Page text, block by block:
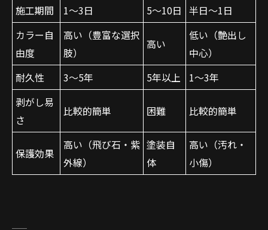
施工期間 1〜3日 5〜10日 半日〜1日
カラー自
由度
高い（豊富な選択
肢）
高い
低い（艶出し
中心）
耐久性
3〜5年 5年以上
1〜3年
剥がし易
さ
比較的簡単 困難 比較的簡単
保護効果
高い（飛び石・紫
外線）
塗装自
体
高い（汚れ・
小傷）